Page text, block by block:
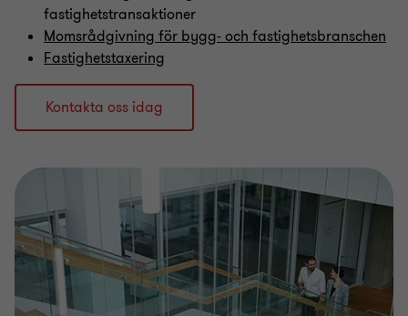
fastighetstransaktioner
Momsrådgivning för bygg- och fastighetsbranschen
Fastighetstaxering
Kontakta oss idag